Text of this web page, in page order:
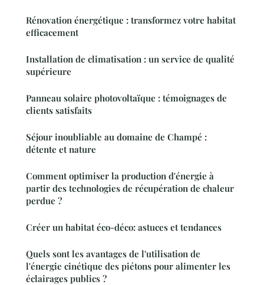
Rénovation énergétique : transformez votre habitat
efficacement
Installation de climatisation : un service de qualité
supérieure
Panneau solaire photovoltaïque : témoignages de
clients satisfaits
Séjour inoubliable au domaine de Champé :
détente et nature
Comment optimiser la production d'énergie à
partir des technologies de récupération de chaleur
perdue ?
Créer un habitat éco-déco: astuces et tendances
Quels sont les avantages de l'utilisation de
l'énergie cinétique des piétons pour alimenter les
éclairages publics ?